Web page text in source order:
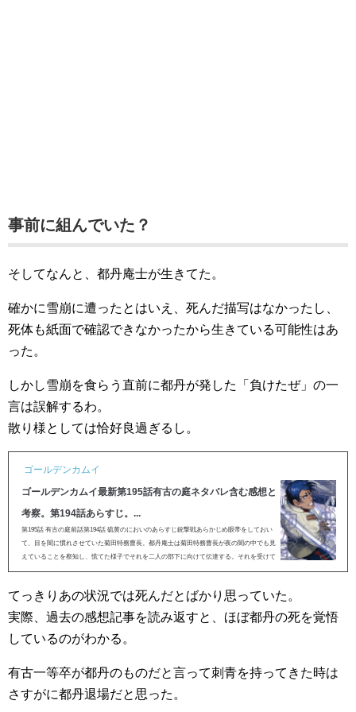
事前に組んでいた？
そしてなんと、都丹庵士が生きてた。
確かに雪崩に遭ったとはいえ、死んだ描写はなかったし、
死体も紙面で確認できなかったから生きている可能性はあ
った。
しかし雪崩を食らう直前に都丹が発した「負けたぜ」の一
言は誤解するわ。
散り様としては恰好良過ぎるし。
ゴールデンカムイ
ゴールデンカムイ最新第195話有古の庭ネタバレ含む感想と
考察。第194話あらすじ。...
第195話 有古の庭前話第194話 硫黄のにおいのあらすじ銃撃戦あらかじめ眼帯をしておい
て、目を闇に慣れさせていた菊田特務曹長。都丹庵士は菊田特務曹長が夜の闇の中でも見
えていることを察知し、慌てた様子でそれを二人の部下に向けて伝達する。それを受けて
歩みを...
てっきりあの状況では死んだとばかり思っていた。
実際、過去の感想記事を読み返すと、ほぼ都丹の死を覚悟
しているのがわかる。
有古一等卒が都丹のものだと言って刺青を持ってきた時は
さすがに都丹退場だと思った。